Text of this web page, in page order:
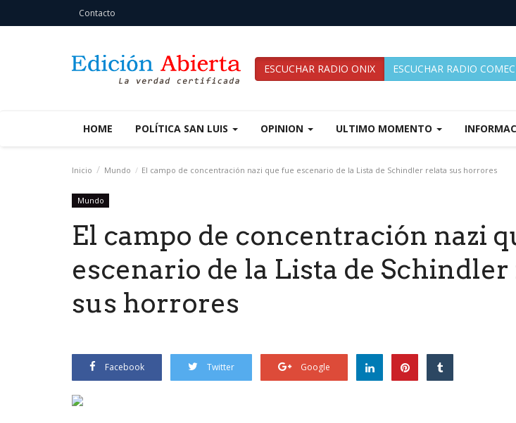
Contacto
ESCUCHAR RADIO ONIX ESCUCHAR RADIO
HOME POLÍTICA SAN LUIS OPINION ULTIMO MOMENTO
Inicio Mundo El campo de concentración nazi que fue escenario de la Lista de Schindler relata sus horrores
Mundo
El campo de concentración nazi
escenario de la Lista de
sus horrores
Facebook Twitter Google